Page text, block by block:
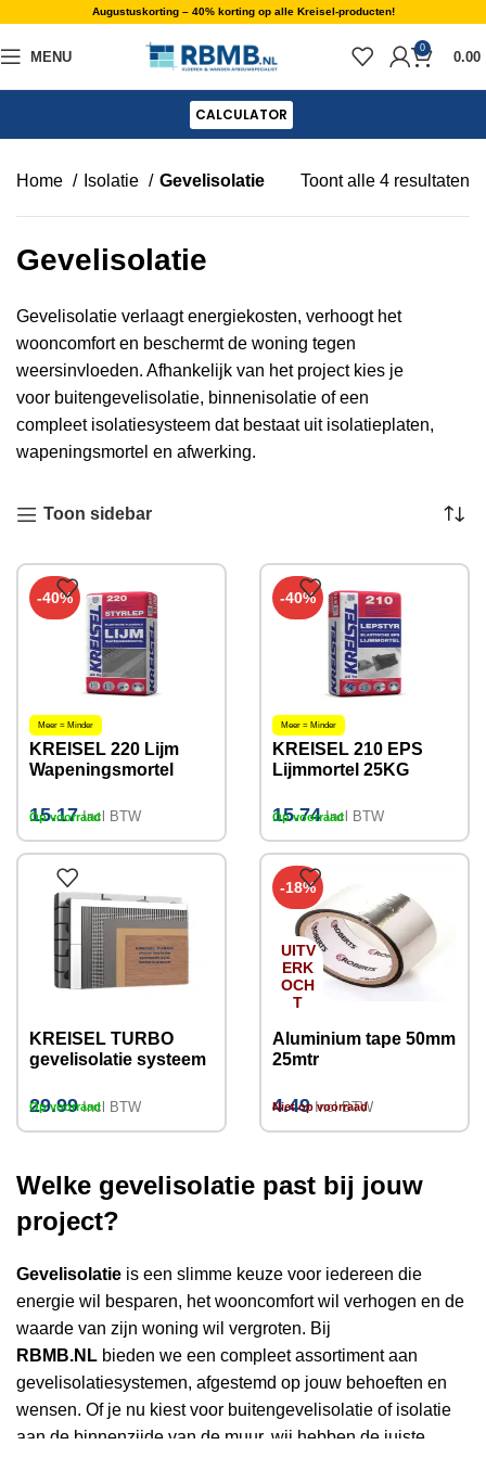
Augustuskorting – 40% korting op alle Kreisel-producten!
MENU
0
0.00
CALCULATOR
Home Isolatie Gevelisolatie Toont alle 4 resultaten
Gevelisolatie
Gevelisolatie verlaagt energiekosten, verhoogt het
wooncomfort en beschermt de woning tegen
weersinvloeden. Afhankelijk van het project kies je
voor buitengevelisolatie, binnenisolatie of een
compleet isolatiesysteem dat bestaat uit isolatieplaten,
wapeningsmortel en afwerking.
Toon sidebar
-40%
Meer = Minder
KREISEL 220 Lijm
Wapeningsmortel
15.17 Incl BTW
Op voorraad
-40%
Meer = Minder
KREISEL 210 EPS
Lijmmortel 25KG
15.74 Incl BTW
Op voorraad
KREISEL TURBO
gevelisolatie systeem
29.99 Incl BTW
Op voorraad
-18%
UITV
ERK
OCH
T
Aluminium tape 50mm
25mtr
4.49 Incl BTW
Niet op voorraad
Welke gevelisolatie past bij jouw
project?
Gevelisolatie is een slimme keuze voor iedereen die
energie wil besparen, het wooncomfort wil verhogen en de
waarde van zijn woning wil vergroten. Bij
RBMB.NL bieden we een compleet assortiment aan
gevelisolatiesystemen, afgestemd op jouw behoeften en
wensen. Of je nu kiest voor buitengevelisolatie of isolatie
aan de binnenzijde van de muur, wij hebben de juiste